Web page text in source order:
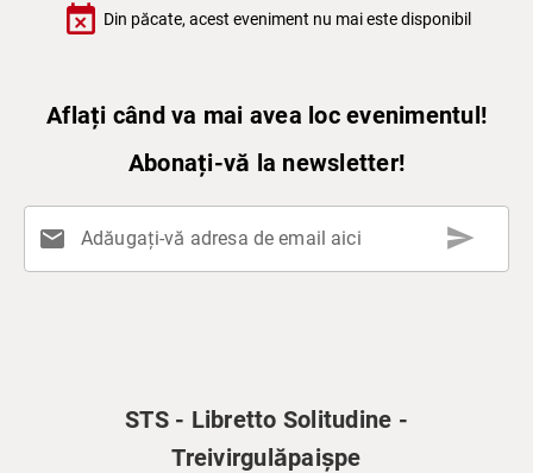
event_busy Din păcate, acest eveniment nu mai este disponibil
Aflați când va mai avea loc evenimentul!
Abonați-vă la newsletter!
mail Adăugați-vă adresa de email aici send
STS - Libretto Solitudine -
Treivirgulăpaișpe